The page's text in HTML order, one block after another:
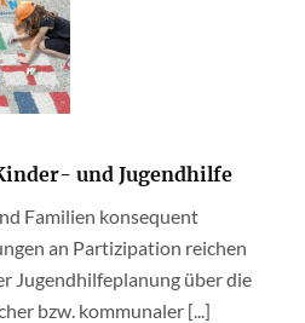
und Jugendhilfe
Familien konsequent
an Partizipation reichen
Jugendhilfeplanung über die
bzw. kommunaler [...]